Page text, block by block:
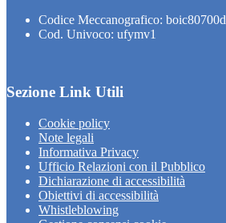
Codice Meccanografico: boic80700d
Cod. Univoco: ufymv1
Sezione Link Utili
Cookie policy
Note legali
Informativa Privacy
Ufficio Relazioni con il Pubblico
Dichiarazione di accessibilità
Obiettivi di accessibilità
Whistleblowing